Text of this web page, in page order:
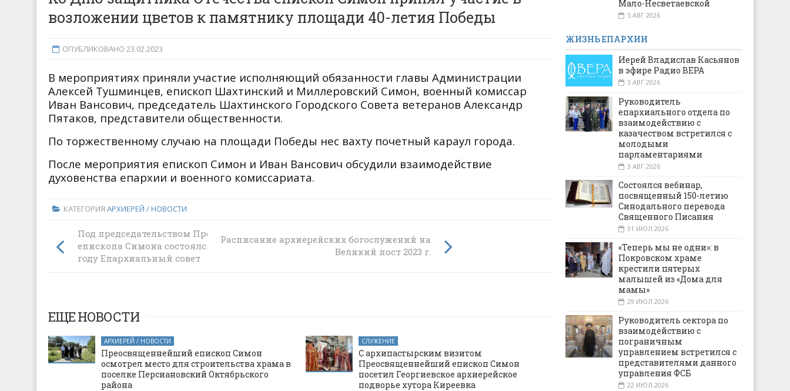
возложении цветов к памятнику площади 40-летия Победы
ОПУБЛИКОВАНО 23.02.2023
В мероприятиях приняли участие исполняющий обязанности главы Администрации
Алексей Тушминцев, епископ Шахтинский и Миллеровский Симон, военный комиссар
Иван Вансович, председатель Шахтинского Городского Совета ветеранов Александр
Пятаков, представители общественности.
По торжественному случаю на площади Победы нес вахту почетный караул города.
После мероприятия епископ Симон и Иван Вансович обсудили взаимодействие
духовенства епархии и военного комиссариата.
КАТЕГОРИЯ АРХИЕРЕЙ / НОВОСТИ
Под председательством Преосвященнейшего
епископа Симона состоялся первый в 2023
году Епархиальный совет
Расписание архиерейских богослужений на
Великий пост 2023 г.
ЕЩЕ НОВОСТИ
АРХИЕРЕЙ / НОВОСТИ
Преосвященнейший епископ Симон
осмотрел место для строительства храма в
поселке Персиановский Октябрьского
района
СЛУЖЕНИЕ
С архипастырским визитом
Преосвященнейший епископ Симон
посетил Георгиевское архиерейское
подворье хутора Киреевка
Мало-Несветаевской
5 АВГ 2026
ЖИЗНЬ ЕПАРХИИ
Иерей Владислав Касьянов
в эфире Радио ВЕРА
3 АВГ 2026
Руководитель
епархиального отдела по
взаимодействию с
казачеством встретился с
молодыми
парламентариями
3 АВГ 2026
Состоялся вебинар,
посвященный 150-летию
Синодального перевода
Священного Писания
31 ИЮЛ 2026
«Теперь мы не одни»: в
Покровском храме
крестили пятерых
малышей из «Дома для
мамы»
29 ИЮЛ 2026
Руководитель сектора по
взаимодействию с
пограничным
управлением встретился с
представителями данного
управления ФСБ
22 ИЮЛ 2026